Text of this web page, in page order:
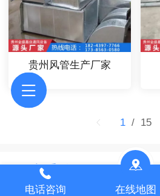
贵州风管生产厂家
1 / 15
风机系列
电话咨询 在线地图